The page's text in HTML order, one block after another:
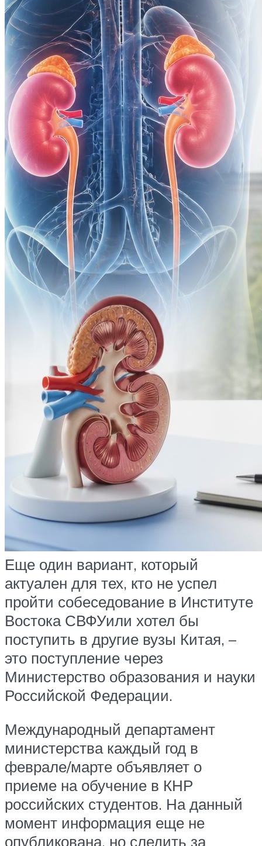
Еще один вариант, который
актуален для тех, кто не успел
пройти собеседование в Институте
Востока СВФУили хотел бы
поступить в другие вузы Китая, –
это поступление через
Министерство образования и науки
Российской Федерации.
Международный департамент
министерства каждый год в
феврале/марте объявляет о
приеме на обучение в КНР
российских студентов. На данный
момент информация еще не
опубликована, но следить за